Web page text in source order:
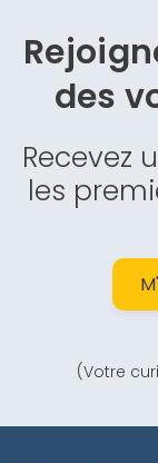
des
Recevez
les
(Votre